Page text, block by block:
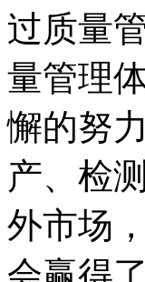
过质量
量管理
懈的努
产、检
外市场
会赢得